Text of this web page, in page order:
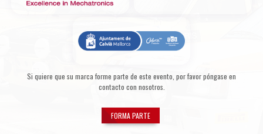
Si quiere que su marca forme parte de este evento, por favor póngase en
contacto con nosotros.
FORMA PARTE